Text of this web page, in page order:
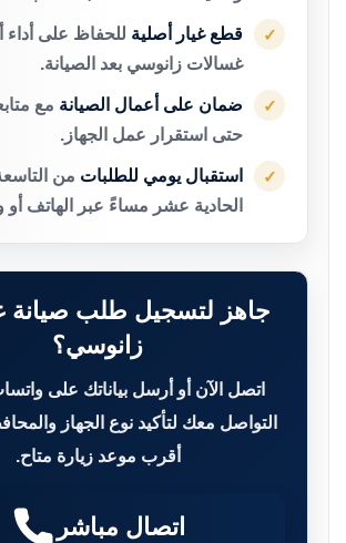
✓ قطع غيار أصلية للحفاظ على أداء
غسالات زانوسي بعد الصيانة.
✓ ضمان على أعمال الصيانة مع
حتى استقرار عمل الجهاز.
✓ استقبال يومي للطلبات من
الحادية عشر مساءً عبر الهاتف أو
جاهز لتسجيل طلب صيانة
زانوسي؟
اتصل الآن أو أرسل بياناتك على
التواصل معك لتأكيد نوع الجهاز
أقرب موعد زيارة متاح.
اتصال مباشر